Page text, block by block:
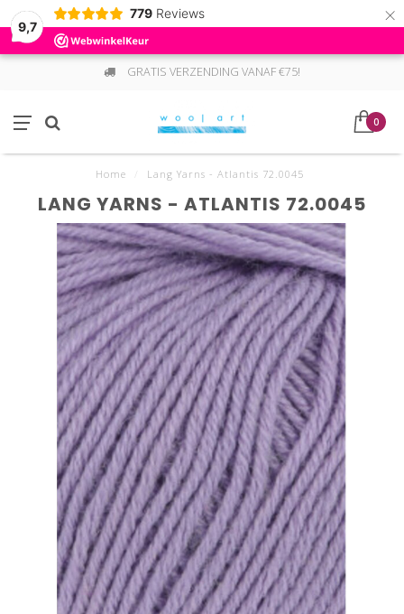
9,7
779 Reviews ×
GRATIS VERZENDING VANAF €75!
0
Home Lang Yarns - Atlantis 72.0045
LANG YARNS - ATLANTIS 72.0045